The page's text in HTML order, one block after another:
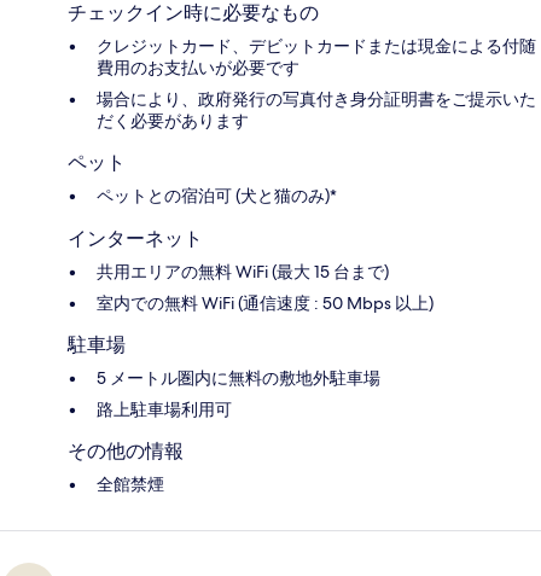
チェックイン時に必要なもの
クレジットカード、デビットカードまたは現金による付随
費用のお支払いが必要です
場合により、政府発行の写真付き身分証明書をご提示いた
だく必要があります
ペット
ペットとの宿泊可 (犬と猫のみ)*
インターネット
共用エリアの無料 WiFi (最大 15 台まで)
室内での無料 WiFi (通信速度 : 50 Mbps 以上)
駐車場
5 メートル圏内に無料の敷地外駐車場
路上駐車場利用可
その他の情報
全館禁煙